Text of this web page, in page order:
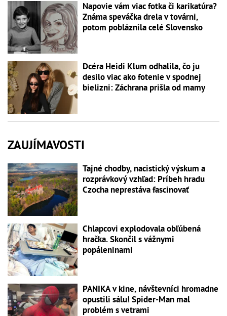
Napovie vám viac fotka či karikatúra?
Známa speváčka drela v továrni,
potom pobláznila celé Slovensko
Dcéra Heidi Klum odhalila, čo ju
desilo viac ako fotenie v spodnej
bielizni: Záchrana prišla od mamy
ZAUJÍMAVOSTI
Tajné chodby, nacistický výskum a
rozprávkový vzhľad: Príbeh hradu
Czocha neprestáva fascinovať
Chlapcovi explodovala obľúbená
hračka. Skončil s vážnymi
popáleninami
PANIKA v kine, návštevníci hromadne
opustili sálu! Spider-Man mal
problém s vetrami